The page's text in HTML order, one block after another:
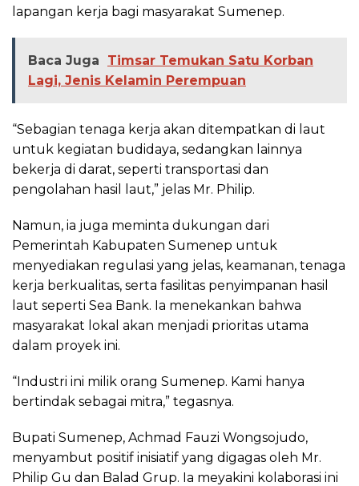
lapangan kerja bagi masyarakat Sumenep.
Baca Juga
Timsar Temukan Satu Korban
Lagi, Jenis Kelamin Perempuan
“Sebagian tenaga kerja akan ditempatkan di laut
untuk kegiatan budidaya, sedangkan lainnya
bekerja di darat, seperti transportasi dan
pengolahan hasil laut,” jelas Mr. Philip.
Namun, ia juga meminta dukungan dari
Pemerintah Kabupaten Sumenep untuk
menyediakan regulasi yang jelas, keamanan, tenaga
kerja berkualitas, serta fasilitas penyimpanan hasil
laut seperti Sea Bank. Ia menekankan bahwa
masyarakat lokal akan menjadi prioritas utama
dalam proyek ini.
“Industri ini milik orang Sumenep. Kami hanya
bertindak sebagai mitra,” tegasnya.
Bupati Sumenep, Achmad Fauzi Wongsojudo,
menyambut positif inisiatif yang digagas oleh Mr.
Philip Gu dan Balad Grup. Ia meyakini kolaborasi ini